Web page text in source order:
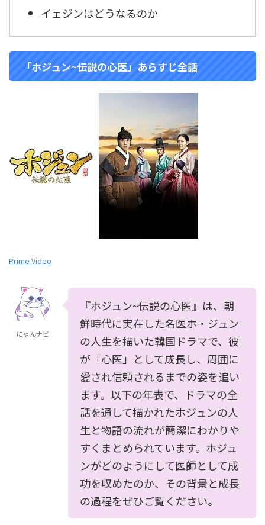
イェジンはどうなるのか
「ホジュン~伝説の心医」あらすじ全話
Prime Video
にゃんナビ
『ホジュン~伝説の心医』は、朝
鮮時代に実在した名医ホ・ジュン
の人生を描いた韓国ドラマで、彼
が「心医」として成長し、周囲に
愛され信頼されるまでの姿を追い
ます。以下の年表で、ドラマの全
話を通して描かれたホジュンの人
生と物語の流れが簡潔にわかりや
すくまとめられています。ホジュ
ンがどのようにして医師として成
功を収めたのか、その背景と成長
の過程をぜひご覧ください。